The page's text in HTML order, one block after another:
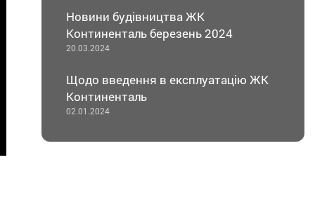
Новини будівництва ЖК
Континенталь березень 2024
20.03.2024
Щодо введення в експлуатацію ЖК
Континенталь
02.01.2024